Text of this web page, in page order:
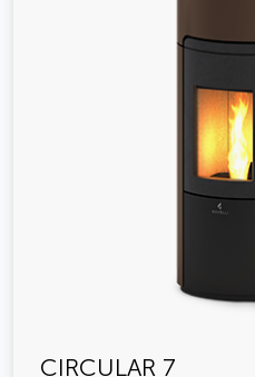
CIRCULAR 7